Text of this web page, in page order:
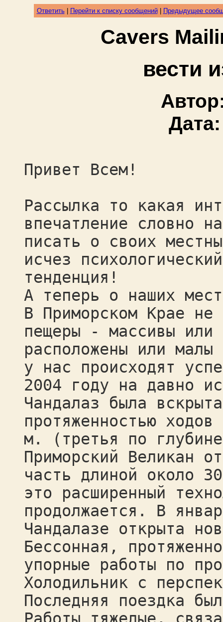
Ответить| Перейти к списку сообщений| Предыдущее
Cavers
вести
Привет Всем!
Рассылка то какая
впечатление словно
писать о своих
исчез
тенденция!
А теперь о наших
В Приморском Крае не
пещеры - массивы или
расположены или
у нас происходят
2004 году на давно
Чандалаз была
протяженностью
м. (третья по
Приморский Великан
часть длиной около
это расширенный
продолжается. В
Чандалазе открыта
Бессонная,
упорные работы по
Холодильник с
Последняя поездка